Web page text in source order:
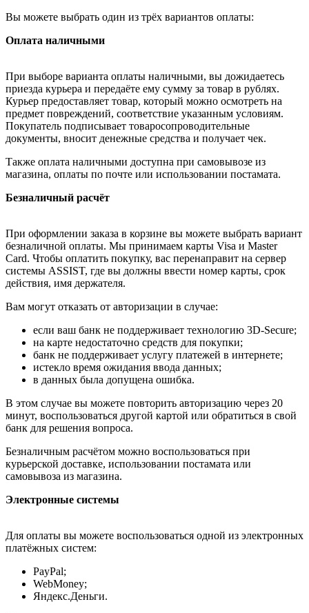
Вы можете выбрать один из трёх вариантов оплаты:
Оплата наличными
При выборе варианта оплаты наличными, вы дожидаетесь
приезда курьера и передаёте ему сумму за товар в рублях.
Курьер предоставляет товар, который можно осмотреть на
предмет повреждений, соответствие указанным условиям.
Покупатель подписывает товаросопроводительные
документы, вносит денежные средства и получает чек.
Также оплата наличными доступна при самовывозе из
магазина, оплаты по почте или использовании постамата.
Безналичный расчёт
При оформлении заказа в корзине вы можете выбрать вариант
безналичной оплаты. Мы принимаем карты Visa и Master
Card. Чтобы оплатить покупку, вас перенаправит на сервер
системы ASSIST, где вы должны ввести номер карты, срок
действия, имя держателя.
Вам могут отказать от авторизации в случае:
если ваш банк не поддерживает технологию 3D-Secure;
на карте недостаточно средств для покупки;
банк не поддерживает услугу платежей в интернете;
истекло время ожидания ввода данных;
в данных была допущена ошибка.
В этом случае вы можете повторить авторизацию через 20
минут, воспользоваться другой картой или обратиться в свой
банк для решения вопроса.
Безналичным расчётом можно воспользоваться при
курьерской доставке, использовании постамата или
самовывоза из магазина.
Электронные системы
Для оплаты вы можете воспользоваться одной из электронных
платёжных систем:
PayPal;
WebMoney;
Яндекс.Деньги.